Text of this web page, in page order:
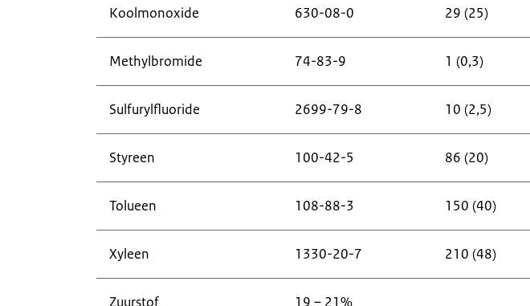
Koolmonoxide 630-08-0 29 (25)
Methylbromide 74-83-9 1 (0,3)
Sulfurylfluoride 2699-79-8 10 (2,5)
Styreen 100-42-5 86 (20)
Tolueen 108-88-3 150 (40)
Xyleen 1330-20-7 210 (48)
Zuurstof 19 – 21%